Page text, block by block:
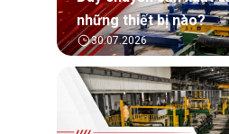
những thiết bị nào?
30.07.2026